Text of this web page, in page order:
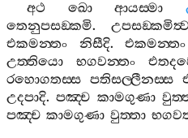
අථ
ඛො ආයස‍්මා
තෙනුපසඞ‍්කමි.
එකමන‍්තං
නිසීදි.එකමන‍්තං
උත‍්තියො
භගවන‍්තං
රහොගතස‍්ස පතිසල‍්ලීනස‍්ස
උදපාදි.පඤ‍්ච කාමගුණා
පඤ‍්ච කාමගුණා වුත‍්තා